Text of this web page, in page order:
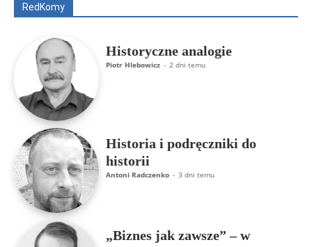
RedKomy
Historyczne analogie
Piotr Hlebowicz - 2 dni temu
Historia i podręczniki do
historii
Antoni Radczenko - 3 dni temu
„Biznes jak zawsze” – w